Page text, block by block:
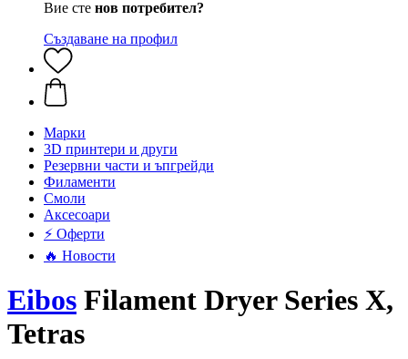
Вие сте нов потребител?
Създаване на профил
Mарки
3D принтери и други
Резервни части и ъпгрейди
Филаменти
Смоли
Аксесоари
⚡ Оферти
🔥 Новости
Eibos Filament Dryer Series X,
Tetras